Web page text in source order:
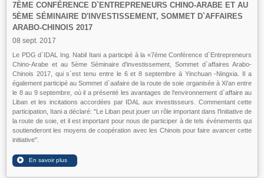
7ÈME CONFÉRENCE D`ENTREPRENEURS CHINO-ARABE ET AU
5ÈME SÉMINAIRE D'INVESTISSEMENT, SOMMET D`AFFAIRES
ARABO-CHINOIS 2017
08 sept. 2017
Le PDG d`IDAL Ing. Nabil Itani a participé à la «7ème Conférence d`Entrepreneurs
Chino-Arabe et au 5ème Séminaire d'investissement, Sommet d`affaires Arabo-
Chinois 2017, qui s`est tenu entre le 6 et 8 septembre à Yinchuan -Ningxia. Il a
également participé au Sommet d`aafaire de la route de soie organisée à Xi'an entre
le 8 au 9 septembre, où il a présenté les avantages de l'environnement d`affaire au
Liban et les incitations accordées par IDAL aux investisseurs. Commentant cette
participation, Itani a déclaré: "Le Liban peut jouer un rôle important dans l'Initiative de
la route de soie, et il est important pour nous de participer à de tels événements qui
soutienderont les moyens de coopération avec les Chinois pour faire avancer cette
initiative".